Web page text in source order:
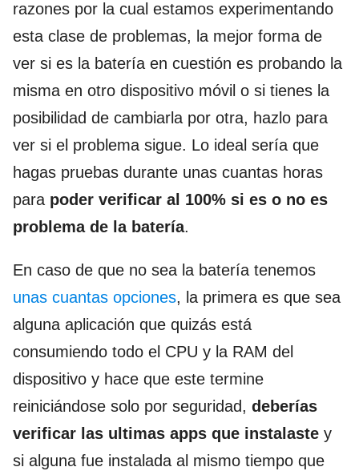
razones por la cual estamos experimentando
esta clase de problemas, la mejor forma de
ver si es la batería en cuestión es probando la
misma en otro dispositivo móvil o si tienes la
posibilidad de cambiarla por otra, hazlo para
ver si el problema sigue. Lo ideal sería que
hagas pruebas durante unas cuantas horas
para poder verificar al 100% si es o no es
problema de la batería.
En caso de que no sea la batería tenemos
unas cuantas opciones, la primera es que sea
alguna aplicación que quizás está
consumiendo todo el CPU y la RAM del
dispositivo y hace que este termine
reiniciándose solo por seguridad, deberías
verificar las ultimas apps que instalaste y
si alguna fue instalada al mismo tiempo que